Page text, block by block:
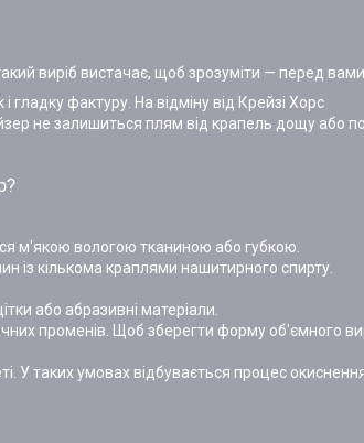
виріб вистачає, щоб зрозуміти — перед вами
фактуру. На відміну від Крейзі Хорс
не залишиться плям від крапель дощу або
м'якою вологою тканиною або губкою.
кількома краплями нашитирного спирту.
або абразивні матеріали.
променів. Щоб зберегти форму об'ємного
У таких умовах відбувається процес